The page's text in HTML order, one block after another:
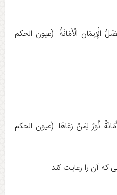
الْإِيمَانِ الْأَمَانَةُ. (عيون الحكم
نُورٌ لِمَنْ رَعَاهَا. (عيون الحكم
که آن را رعایت کند.